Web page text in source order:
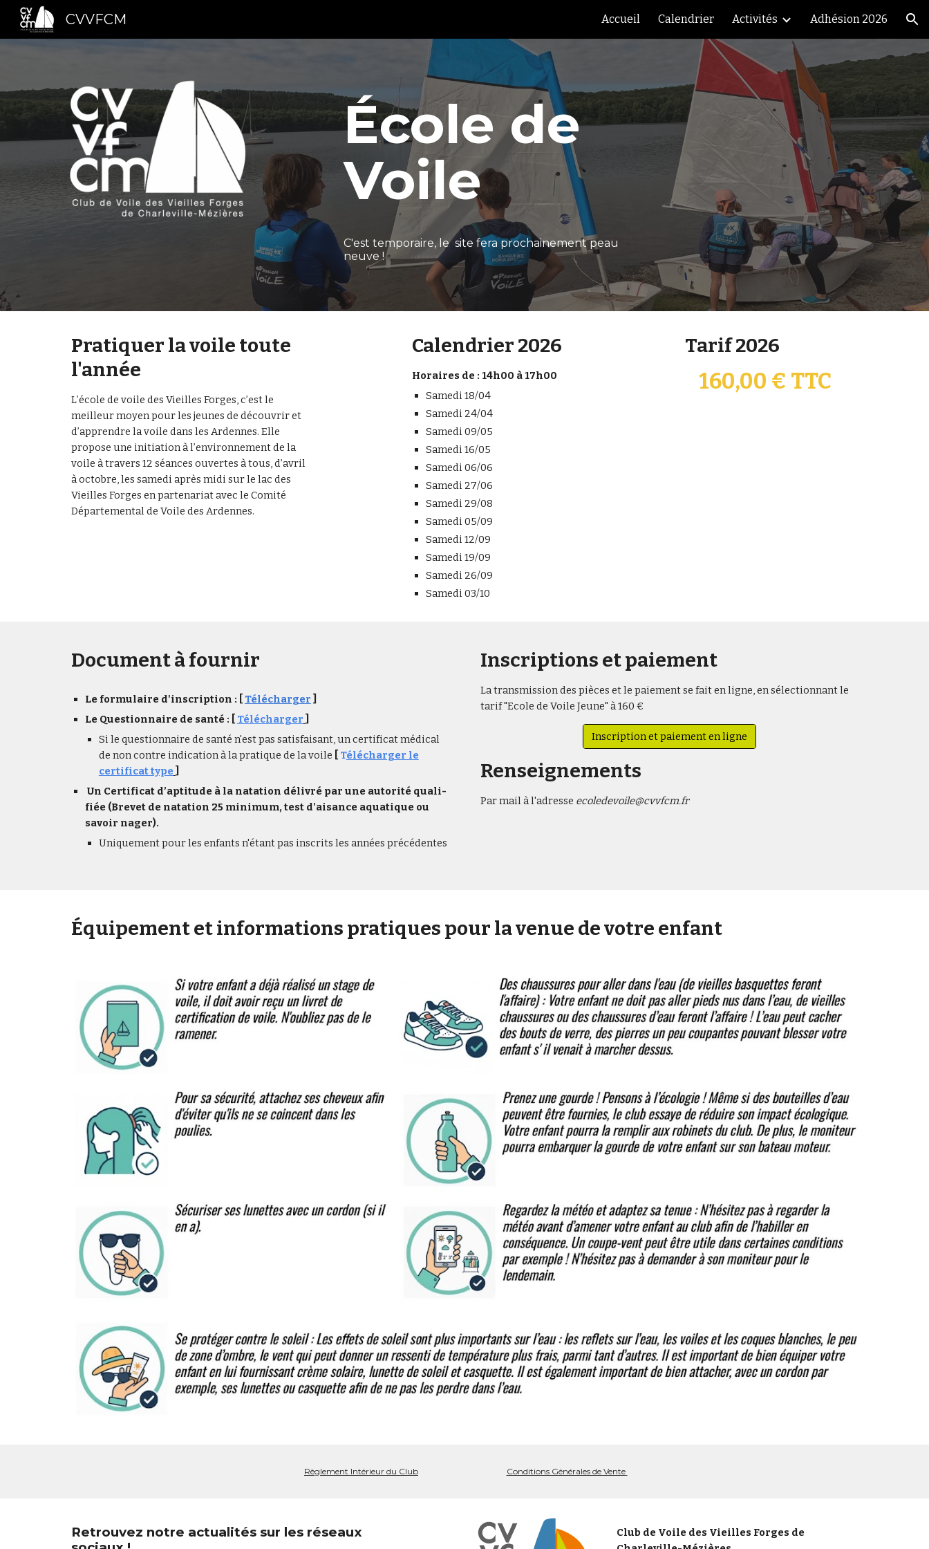
Skip to navigation
CVVFCM Accueil Calendrier Activités Adhésion 2026
École de
Voile
C'est temporaire, le site fera prochainement peau
neuve !
Pratiquer la voile toute
l'année
L’école de voile des Vieilles Forges, c’est le
meilleur moyen pour les jeunes de décou­­­­­­­­­­­­­­­­­­­­­­­­­­­­­­­­­­­­­­­­­­­­­­­­­­­­­­­­­­­­­­­­­­­­­­­­­­­­­­­­­­­­­­­­­­­­­­­­­­­vrir et
d’ap­­­­­­­­­­­­­­­­­­­­­­­­­­­­­­­­­­­­­­­­­­­­­­­­­­­­­­­­­­­­­­­­­­­­­­­­­­­­­­­­­­­­­­­­­­­­­­­­­­­prendre la voile dans les Ardennes. Elle
propose une initia­­­­­­­­­­­­­­­­­­­­­­­­­­­­­­­­­­­­­­­­­­­­­­­­­­­­­­­­­­­­­­­­­­­­­­­­­­­­­­­­­­­­­­­­­­­­­­­­­­­tion à l’en­­­­­­­­­­­­­­­­­­­­­­­­­­­­­­­­­­­­­­­­­­­­­­­­­­­­­­­­­­­­­­­­­­­­­­­­­­­­­­­­­­­­­­­­­­­­­­­­­­­vi­­­­­­­­­­­­­­­­­­­­­­­­­­­­­­­­­­­­­­­­­­­­­­­­­­­­­­­­­­­­­­­­­­­­­­­­­­­­­­­­­­­­­­­­­­­­­­­­­­­ron­­­­­­­­­­­­­­­­­­­­­­­­­­­­­­­­­­­­­­­­­­­­­­­­­­­­­­­­­­­­­­­­­­­­­­­­­­­­­­­­­­­­­­­­­­­­­­­­­­­ne­­­­­­­­­­­­­­­­­­­­­­­­­­­­­­­­­­­­­­­­­­­­­­­­­­­­­­­­­­­­­­­­­­­­­­­­­­­­­­­­­­­­­­­­­­­­­­­­­­­ment de la
voile à travers 12 séances ouvertes à tous, d’avril
à octobre, les samedi après midi sur le lac des
Vieilles Forges en parte­­­­­­­­­­­­­na­­­­­­­­­­­­­riat avec le Comité
Dépar­­­­­­­­­­­­­­­­­­­­­­­­­­­­­­­­­­­­­­­­­­­­­­­­­­­­­­­­­­­­­­­­­­­­­­­­­­­­­­­­­­­­­­­­­­­­­­­­­­­te­­­­­­­­­­­­­­­­­­­­­­­­­­­­­­­­­­­­­­­­­­­­­­­­­­­­­­­­­­­­­­­­­­­­­­­­­­­­­­­­­­­­­­­­­­­­­­­­­­­men­­­­­­­­­­­­­­­­­­­­­­­­­­­­­­­­­­­­­­­­­­­­­­­­­­­­­­­­­­­­­­­­­­­­­­­­­­­­­­­­­­­­­­­­­­­­­­­­­­­tal de Voile des Ardennes.
Calendrier 2026
Horaires de : 14h00 à 17h00
Samedi 18/04
Samedi 24/04
Samedi 09/05
Samedi 16/05
Samedi 06/06
Samedi 27/06
Samedi 29/08
Samedi 05/09
Samedi 12/09
Samedi 19/09
Samedi 26/09
Samedi 03/10
Tarif 2026
160,00 € TTC
Document à fournir
Le formulaire d'inscription : [ Télécharger ]
Le Questionnaire de santé : [ Télécharger ]
Si le questionnaire de santé n'est pas satisfaisant, un certificat médical
de non contre indication à la pratique de la voile [Télécharger le
certificat type ]
Un Certi­­­­­­­­­­­­­­­­­­­­­­­­­­­­­­­­­­­­­­­­­­­­­­­­­fi­­­­­­­­­­­­­­­­­­­­­­­­­­­­­­­­­­­­­­­­­­­­­­­­­cat d’ap­­­­­­­­­­­­­­­­­­­­­­­­­­­­­­­­­­­­­­­­­­­­­­­­ti­­­­­­­­­­­­­­­­­­­­­­­­­­­­­­­­­­­­­­­­­­­­­­­­­tude à la nata­­­­­­­­­­­­­­­­­­­­­­­­­­­­­­­­­­­­­­­­­­­­­­­­­tion déli­­­­­­­­­­­­­­­­­­­­­­­­­­­­­­­­­­­­­­­­­­­­­­­­­vré par une auto­­­­­­­­­­­­­­­­­­­­­­­­­­­­­­­­­­­­­­­­­­­­­­­­­rité quali­­­­­­­­­­­­­­­­­­­­­­­­­­­­­­­­­­­­­­­­­­­­­­­­­
fiée (Brevet de natation 25 minimum, test d'aisance aquatique ou
savoir nager).
Uniquement pour les enfants n'étant pas inscrits les années précédentes
Inscriptions et paiement
La transmission des pièces et le paiement se fait en ligne, en sélectionnant le
tarif "Ecole de Voile Jeune" à 160 €
Inscription et paiement en ligne
Renseignements
Par mail à l'adresse ecoledevoile@cvvfcm.fr
Équipement et informations pratiques pour la venue de votre enfant
Règlement Intérieur du Club Conditions Générales de Vente
Retrouvez notre actualités sur les réseaux
Club de Voile des Vieilles Forges de